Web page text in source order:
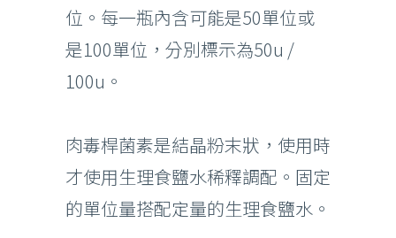
位。每一瓶內含可能是50單位或
是100單位，分別標示為50u /
100u。
肉毒桿菌素是結晶粉末狀，使用時
才使用生理食鹽水稀釋調配。固定
的單位量搭配定量的生理食鹽水。